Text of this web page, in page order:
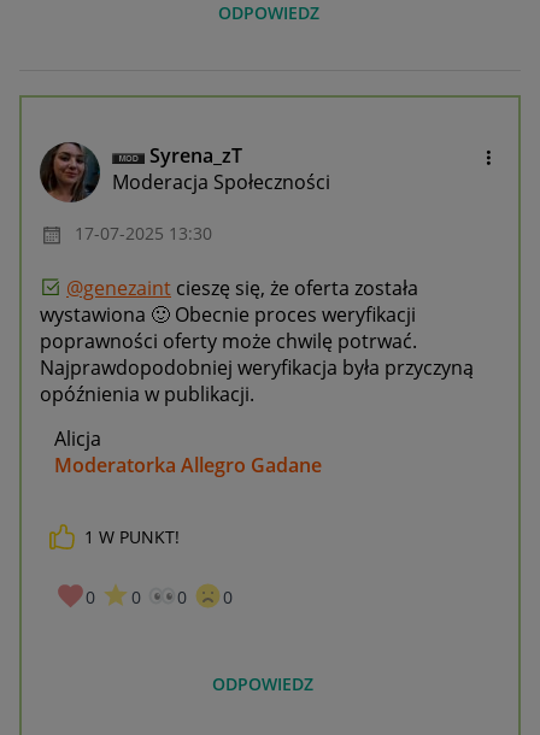
ODPOWIEDZ
Syrena_zT
Moderacja Społeczności
‎17-07-2025 13:30
@genezaint cieszę się, że oferta została
wystawiona 🙂 Obecnie proces weryfikacji
poprawności oferty może chwilę potrwać.
Najprawdopodobniej weryfikacja była przyczyną
opóźnienia w publikacji.
Alicja
Moderatorka Allegro Gadane
1 W PUNKT!
0 0 0 0
ODPOWIEDZ